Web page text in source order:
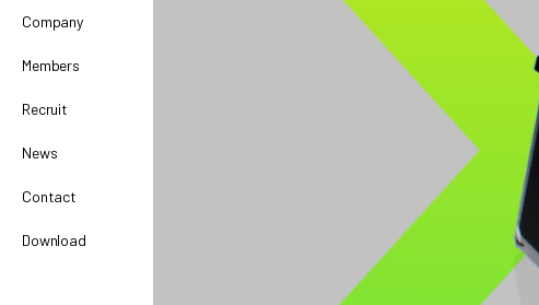
Company
Members
Recruit
News
Contact
Download